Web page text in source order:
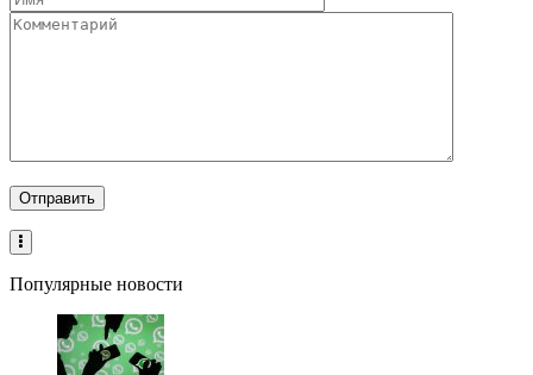
Популярные новости